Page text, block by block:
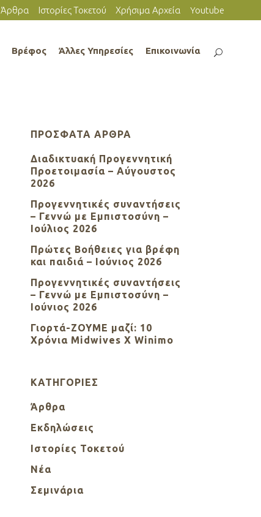
Άρθρα Ιστορίες Τοκετού Χρήσιμα Αρχεία Youtube
Βρέφος Άλλες Υπηρεσίες Επικοινωνία
ΠΡΌΣΦΑΤΑ ΆΡΘΡΑ
Διαδικτυακή Προγεννητική
Προετοιμασία – Αύγουστος
2026
Προγεννητικές συναντήσεις
– Γεννώ με Εμπιστοσύνη –
Ιούλιος 2026
Πρώτες Βοήθειες για βρέφη
και παιδιά – Ιούνιος 2026
Προγεννητικές συναντήσεις
– Γεννώ με Εμπιστοσύνη –
Ιούνιος 2026
Γιορτά-ΖΟΥΜΕ μαζί: 10
Χρόνια Midwives X Winimo
KΑΤΗΓΟΡΊΕΣ
Άρθρα
Εκδηλώσεις
Ιστορίες Τοκετού
Νέα
Σεμινάρια